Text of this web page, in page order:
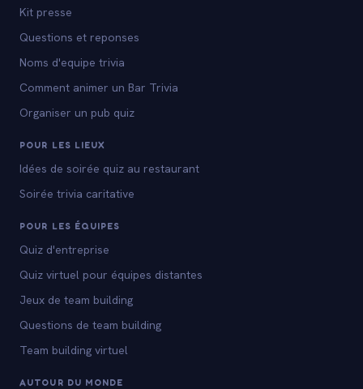
Kit presse
Questions et reponses
Noms d'equipe trivia
Comment animer un Bar Trivia
Organiser un pub quiz
POUR LES LIEUX
Idées de soirée quiz au restaurant
Soirée trivia caritative
POUR LES ÉQUIPES
Quiz d'entreprise
Quiz virtuel pour équipes distantes
Jeux de team building
Questions de team building
Team building virtuel
AUTOUR DU MONDE